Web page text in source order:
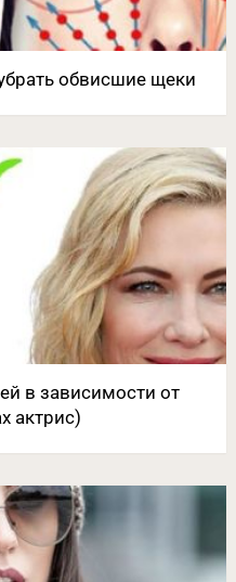
обвисшие щеки
в зависимости от
актрис)